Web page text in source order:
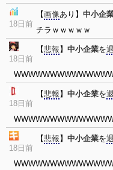
18日前
【画像あり】 中小企
チラｗｗｗｗｗ
18日前
【悲報 】 中小企業を
18日前
【悲報 】 中小企業を
18日前
【悲報 】 中小企業を